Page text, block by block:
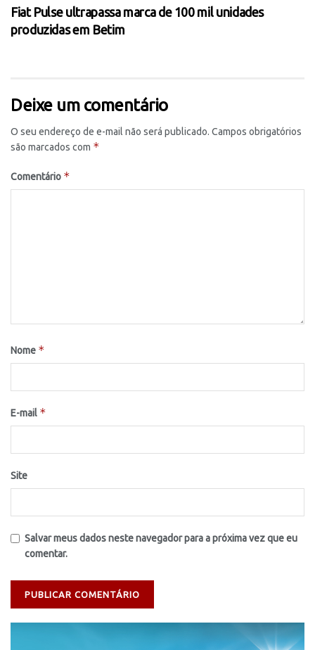
Fiat Pulse ultrapassa marca de 100 mil unidades
produzidas em Betim
Deixe um comentário
O seu endereço de e-mail não será publicado. Campos obrigatórios
são marcados com *
Comentário *
Nome *
E-mail *
Site
Salvar meus dados neste navegador para a próxima vez que eu
comentar.